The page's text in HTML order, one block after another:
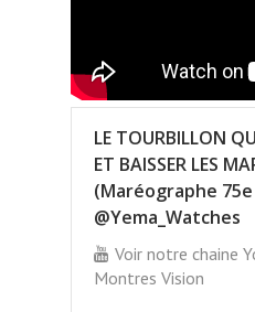
LE TOURBILLON
ET BAISSER LES
(Maréographe
@Yema_Watches
Voir notre chaine
Montres Vision